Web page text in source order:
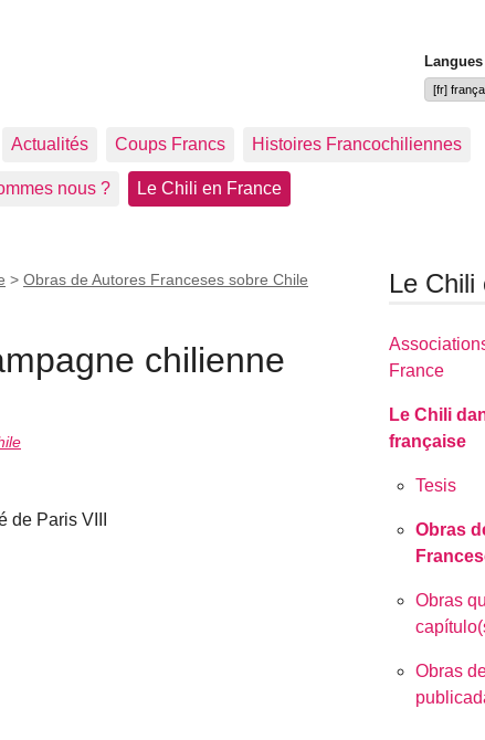
Actualités Coups Francs Histoires Francochiliennes
nous ? Le Chili en France
> Obras de Autores Franceses sobre Chile
chilienne
Paris VIII
Le Chili
France
Le Chili
française
Tesis
Obras
Obras
Obras